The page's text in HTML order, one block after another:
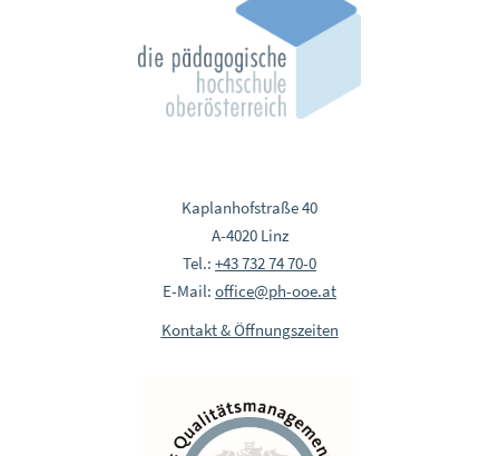
Kaplanhofstraße 40
A-4020 Linz
Tel.: +43 732 74 70-0
E-Mail: office@ph-ooe.at
Kontakt & Öffnungszeiten